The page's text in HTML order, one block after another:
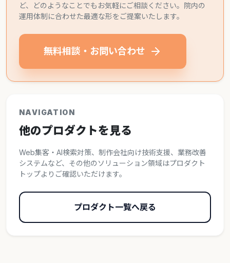
ど、どのようなことでもお気軽にご相談ください。院内の
運用体制に合わせた最適な形をご提案いたします。
無料相談・お問い合わせ
NAVIGATION
他のプロダクトを見る
Web集客・AI検索対策、制作会社向け技術支援、業務改善
システムなど、その他のソリューション領域はプロダクト
トップよりご確認いただけます。
プロダクト一覧へ戻る